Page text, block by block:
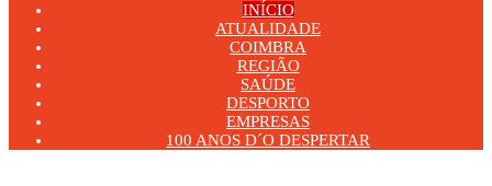
INÍCIO
ATUALIDADE
COIMBRA
REGIÃO
SAÚDE
DESPORTO
EMPRESAS
100 ANOS D´O DESPERTAR